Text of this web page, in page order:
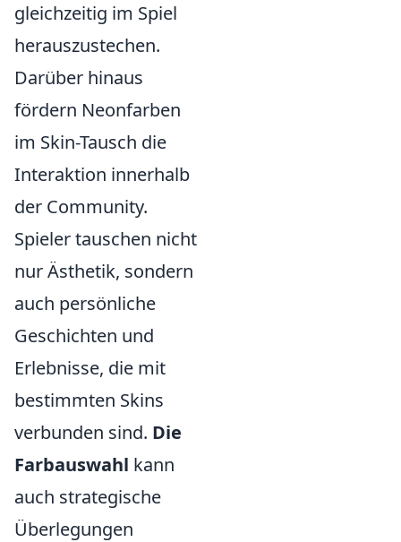
gleichzeitig im Spiel
herauszustechen.
Darüber hinaus
fördern Neonfarben
im Skin-Tausch die
Interaktion innerhalb
der Community.
Spieler tauschen nicht
nur Ästhetik, sondern
auch persönliche
Geschichten und
Erlebnisse, die mit
bestimmten Skins
verbunden sind. Die
Farbauswahl kann
auch strategische
Überlegungen